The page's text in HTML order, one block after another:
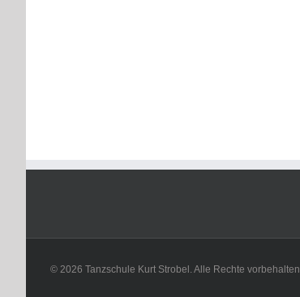
© 2026 Tanzschule Kurt Strobel. Alle Rechte vorbehalten.